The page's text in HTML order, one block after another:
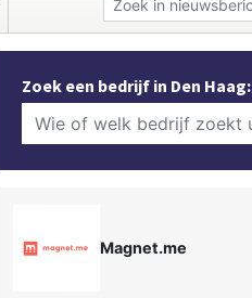
Zoek een bedrijf in Den Haag:
Magnet.me